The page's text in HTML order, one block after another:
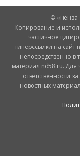
©
Копирование и
частичное
гиперссылки на сайт
непосредственно в
материал nd58.ru. Для
ответственности
новостных